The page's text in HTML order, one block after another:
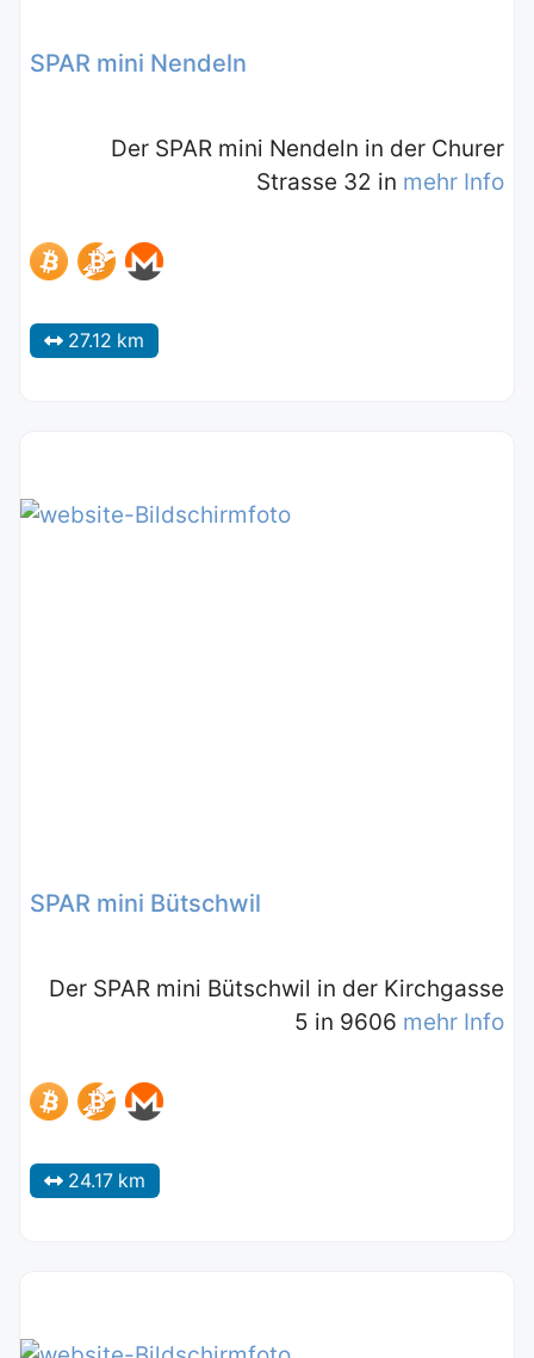
SPAR mini Nendeln
Der SPAR mini Nendeln in der Churer
Strasse 32 in mehr Info
27.12 km
SPAR mini Bütschwil
Der SPAR mini Bütschwil in der Kirchgasse
5 in 9606 mehr Info
24.17 km